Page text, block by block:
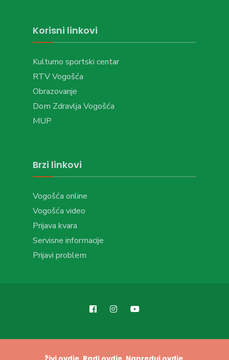
Korisni linkovi
Kulturno sportski centar
RTV Vogošća
Obrazovanje
Dom Zdravlja Vogošća
MUP
Brzi linkovi
Vogošća online
Vogošća video
Prijava kvara
Servisne informacije
Prijavi problem